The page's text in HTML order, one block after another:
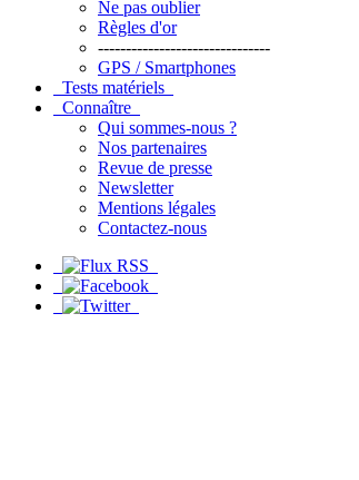
Ne pas oublier
Règles d'or
-------------------------------
GPS / Smartphones
Tests matériels
Connaître
Qui sommes-nous ?
Nos partenaires
Revue de presse
Newsletter
Mentions légales
Contactez-nous